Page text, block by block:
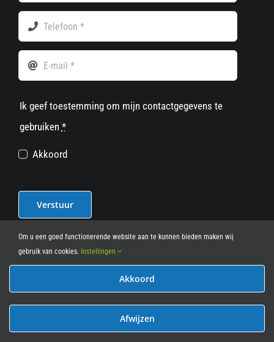
Ik geef toestemming om mijn contactgegevens te
gebruiken *
Akkoord
Verstuur
© 2012 - 2026• Leasy Bike • All Rights Reserved • powered
Om u een goed functionerende website aan te kunnen bieden maken wij
gebruik van cookies. Instellingen
Akkoord
Afwijzen